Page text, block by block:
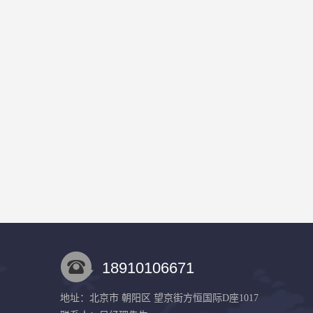
18910106671
地址：北京市 朝阳区 望京街方恒国际D座1017